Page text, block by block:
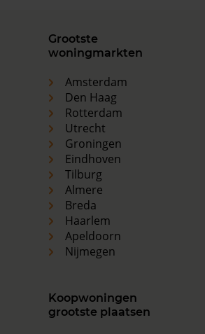
Grootste
woningmarkten
Amsterdam
Den Haag
Rotterdam
Utrecht
Groningen
Eindhoven
Tilburg
Almere
Breda
Haarlem
Apeldoorn
Nijmegen
Koopwoningen
grootste plaatsen